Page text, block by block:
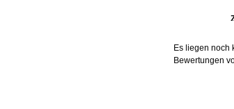
Es liegen noch
Bewertungen